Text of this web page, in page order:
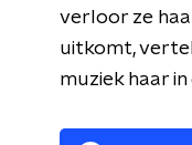
verloor ze
uitkomt,
muziek haar